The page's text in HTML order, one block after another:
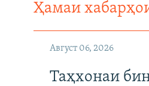
Ҳамаи
Август 06, 2026
Таҳхонаи